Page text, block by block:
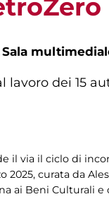
Sala
lavoro dei 15
il via il ciclo di
2025, curata da
ai Beni Culturali